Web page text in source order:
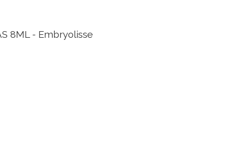
8ML - Embryolisse